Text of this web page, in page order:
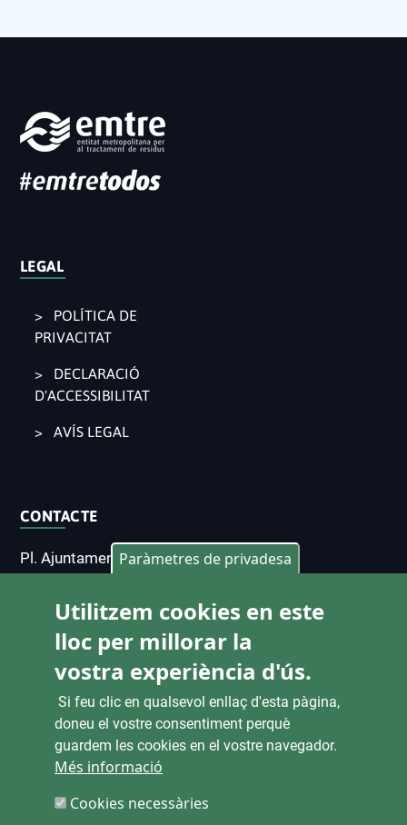
LEGAL
POLÍTICA DE
PRIVACITAT
DECLARACIÓ
D'ACCESSIBILITAT
AVÍS LEGAL
CONTACTE
Pl. Ajuntament 9, 2° 46002. València
963 53 37 90
CANALS D'ATENCIÓ CIUTADANA
ENLACES
SEU ELECTRÒNICA
Paràmetres de privadesa
Utilitzem cookies en este
lloc per millorar la
vostra experiència d'ús.
Si feu clic en qualsevol enllaç d'esta pàgina,
doneu el vostre consentiment perquè
guardem les cookies en el vostre navegador.
Més informació
Cookies necessàries